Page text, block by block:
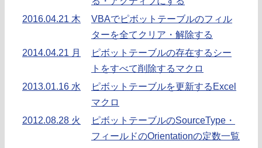
2016.04.21 木
VBAでピボットテーブルのフィル
ターを全てクリア・解除する
2014.04.21 月
ピボットテーブルの存在するシー
トをすべて削除するマクロ
2013.01.16 水
ピボットテーブルを更新するExcel
マクロ
2012.08.28 火
ピボットテーブルのSourceType・
フィールドのOrientationの定数一覧